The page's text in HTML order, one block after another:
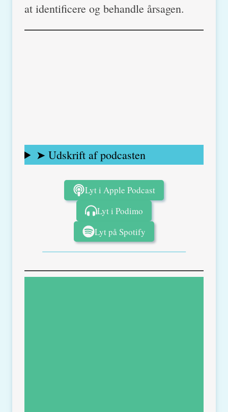
at identificere og behandle årsagen.
➤ Udskrift af podcasten
Lyt i Apple Podcast
Lyt i Podimo
Lyt på Spotify